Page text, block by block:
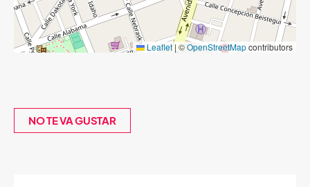
Leaflet | ©OpenStreetMapcontributors
NO TE VA GUSTAR